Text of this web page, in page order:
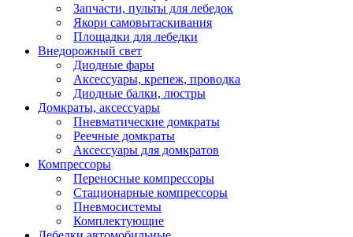
Запчасти, пульты для лебедок
Якори самовытаскивания
Площадки для лебедки
Внедорожный свет
Диодные фары
Аксессуары, крепеж, проводка
Диодные балки, люстры
Домкраты, аксессуары
Пневматические домкраты
Реечные домкраты
Аксессуары для домкратов
Компрессоры
Переносные компрессоры
Стационарные компрессоры
Пневмосистемы
Комплектующие